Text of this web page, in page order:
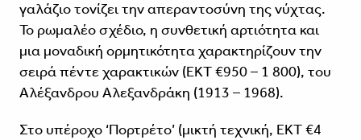
γαλάζιο τονίζει την απεραντοσύνη της νύχτας.
Το ρωμαλέο σχέδιο, η συνθετική αρτιότητα και
μια μοναδική ορμητικότητα χαρακτηρίζουν την
σειρά πέντε χαρακτικών (ΕΚΤ €950 – 1 800), του
Αλέξανδρου Αλεξανδράκη (1913 – 1968).
Στο υπέροχο ‘Πορτρέτο’ (μικτή τεχνική, ΕΚΤ €4